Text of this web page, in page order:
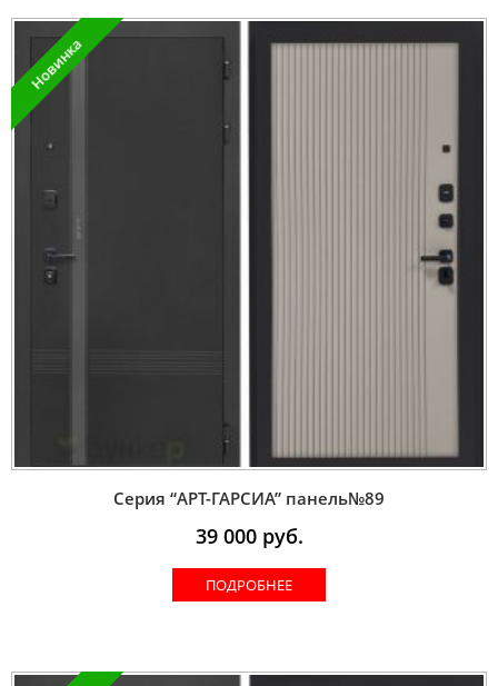
Новинка
Серия “AРT-ГАРСИА” панель№89
39 000руб.
ПОДРОБНЕЕ